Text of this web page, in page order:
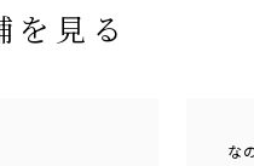
を見る
な